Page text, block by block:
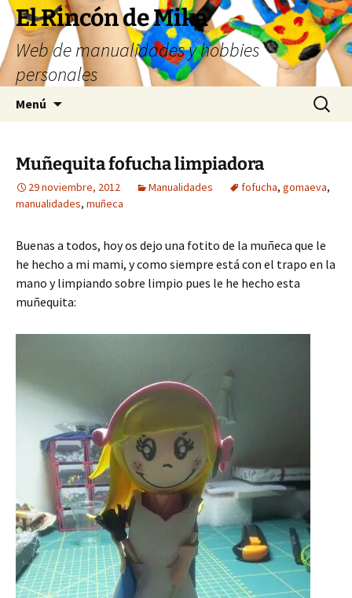
Saltar
contenido
El Rincón de Mika
Web de manualidades y hobbies
personales
Menú Buscar:
Muñequita fofucha limpiadora
29 noviembre, 2012 Manualidades fofucha, gomaeva,
manualidades, muñeca
Buenas a todos, hoy os dejo una fotito de la muñeca que le
he hecho a mi mami, y como siempre está con el trapo en la
mano y limpiando sobre limpio pues le he hecho esta
muñequita: